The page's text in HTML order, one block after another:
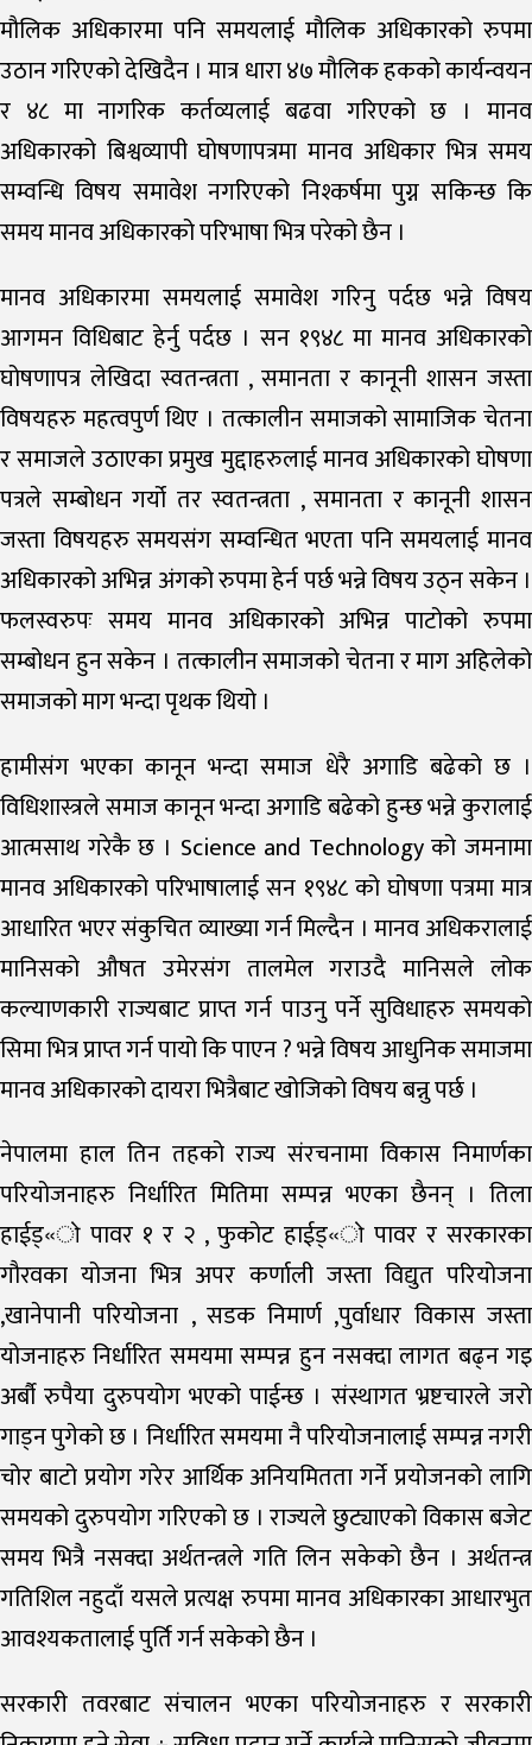
मौलिक अधिकारमा पनि समयलाई मौलिक अधिकारको रुपमा
उठान गरिएको देखिदैन । मात्र धारा ४७ मौलिक हकको कार्यन्वयन
र ४८ मा नागरिक कर्तव्यलाई बढवा गरिएको छ । मानव
अधिकारको बिश्वव्यापी घोषणापत्रमा मानव अधिकार भित्र समय
सम्वन्धि विषय समावेश नगरिएको निश्कर्षमा पुग्न सकिन्छ कि
समय मानव अधिकारको परिभाषा भित्र परेको छैन ।
मानव अधिकारमा समयलाई समावेश गरिनु पर्दछ भन्ने विषय
आगमन विधिबाट हेर्नु पर्दछ । सन १९४८ मा मानव अधिकारको
घोषणापत्र लेखिदा स्वतन्त्रता , समानता र कानूनी शासन जस्ता
विषयहरु महत्वपुर्ण थिए । तत्कालीन समाजको सामाजिक चेतना
र समाजले उठाएका प्रमुख मुद्दाहरुलाई मानव अधिकारको घोषणा
पत्रले सम्बोधन गर्यो तर स्वतन्त्रता , समानता र कानूनी शासन
जस्ता विषयहरु समयसंग सम्वन्धित भएता पनि समयलाई मानव
अधिकारको अभिन्न अंगको रुपमा हेर्न पर्छ भन्ने विषय उठ्न सकेन ।
फलस्वरुपः समय मानव अधिकारको अभिन्न पाटोको रुपमा
सम्बोधन हुन सकेन । तत्कालीन समाजको चेतना र माग अहिलेको
समाजको माग भन्दा पृथक थियो ।
हामीसंग भएका कानून भन्दा समाज धेरै अगाडि बढेको छ ।
विधिशास्त्रले समाज कानून भन्दा अगाडि बढेको हुन्छ भन्ने कुरालाई
आत्मसाथ गरेकै छ । Science and Technology को जमनामा
मानव अधिकारको परिभाषालाई सन १९४८ को घोषणा पत्रमा मात्र
आधारित भएर संकुचित व्याख्या गर्न मिल्दैन । मानव अधिकरालाई
मानिसको औषत उमेरसंग तालमेल गराउदै मानिसले लोक
कल्याणकारी राज्यबाट प्राप्त गर्न पाउनु पर्ने सुविधाहरु समयको
सिमा भित्र प्राप्त गर्न पायो कि पाएन ? भन्ने विषय आधुनिक समाजमा
मानव अधिकारको दायरा भित्रैबाट खोजिको विषय बन्नु पर्छ ।
नेपालमा हाल तिन तहको राज्य संरचनामा विकास निमार्णका
परियोजनाहरु निर्धारित मितिमा सम्पन्न भएका छैनन् । तिला
हाईड्«ो पावर १ र २ , फुकोट हाईड्«ो पावर र सरकारका
गौरवका योजना भित्र अपर कर्णाली जस्ता विद्युत परियोजना
,खानेपानी परियोजना , सडक निमार्ण ,पुर्वाधार विकास जस्ता
योजनाहरु निर्धारित समयमा सम्पन्न हुन नसक्दा लागत बढ्न गइ
अर्बौ रुपैया दुरुपयोग भएको पाईन्छ । संस्थागत भ्रष्टचारले जरो
गाड्न पुगेको छ । निर्धारित समयमा नै परियोजनालाई सम्पन्न नगरी
चोर बाटो प्रयोग गरेर आर्थिक अनियमितता गर्ने प्रयोजनको लागि
समयको दुरुपयोग गरिएको छ । राज्यले छुट्याएको विकास बजेट
समय भित्रै नसक्दा अर्थतन्त्रले गति लिन सकेको छैन । अर्थतन्त्र
गतिशिल नहुदाँ यसले प्रत्यक्ष रुपमा मानव अधिकारका आधारभुत
आवश्यकतालाई पुर्ति गर्न सकेको छैन ।
सरकारी तवरबाट संचालन भएका परियोजनाहरु र सरकारी